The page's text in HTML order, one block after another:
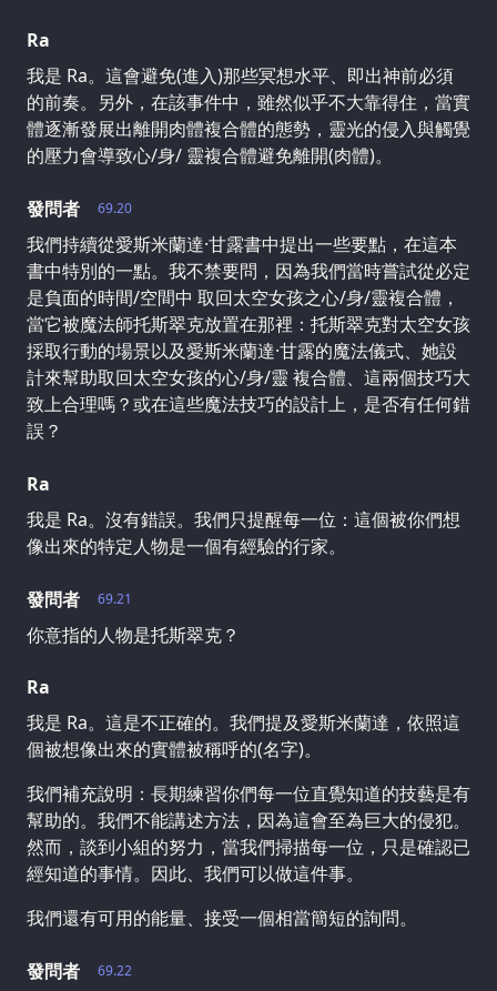
Ra
我是 Ra。這會避免(進入)那些冥想水平、即出神前必須
的前奏。另外，在該事件中，雖然似乎不大靠得住，當實
體逐漸發展出離開肉體複合體的態勢，靈光的侵入與觸覺
的壓力會導致心/身/ 靈複合體避免離開(肉體)。
69.20
發問者
我們持續從愛斯米蘭達·甘露書中提出一些要點，在這本
書中特別的一點。我不禁要問，因為我們當時嘗試從必定
是負面的時間/空間中 取回太空女孩之心/身/靈複合體，
當它被魔法師托斯翠克放置在那裡：托斯翠克對太空女孩
採取行動的場景以及愛斯米蘭達·甘露的魔法儀式、她設
計來幫助取回太空女孩的心/身/靈 複合體、這兩個技巧大
致上合理嗎？或在這些魔法技巧的設計上，是否有任何錯
誤？
Ra
我是 Ra。沒有錯誤。我們只提醒每一位：這個被你們想
像出來的特定人物是一個有經驗的行家。
69.21
發問者
你意指的人物是托斯翠克？
Ra
我是 Ra。這是不正確的。我們提及愛斯米蘭達，依照這
個被想像出來的實體被稱呼的(名字)。
我們補充說明：長期練習你們每一位直覺知道的技藝是有
幫助的。我們不能講述方法，因為這會至為巨大的侵犯。
然而，談到小組的努力，當我們掃描每一位，只是確認已
經知道的事情。因此、我們可以做這件事。
我們還有可用的能量、接受一個相當簡短的詢問。
69.22
發問者